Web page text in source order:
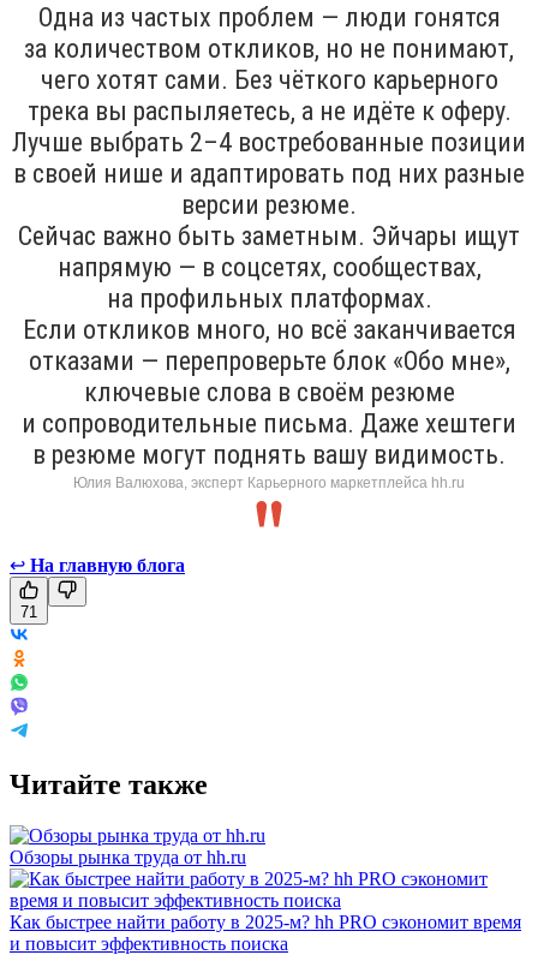
Одна из частых проблем — люди гонятся
за количеством откликов, но не понимают,
чего хотят сами. Без чёткого карьерного
трека вы распыляетесь, а не идёте к оферу.
Лучше выбрать 2–4 востребованные позиции
в своей нише и адаптировать под них разные
версии резюме.
Сейчас важно быть заметным. Эйчары ищут
напрямую — в соцсетях, сообществах,
на профильных платформах.
Если откликов много, но всё заканчивается
отказами — перепроверьте блок «Обо мне»,
ключевые слова в своём резюме
и сопроводительные письма. Даже хештеги
в резюме могут поднять вашу видимость.
Юлия Валюхова, эксперт Карьерного маркетплейса hh.ru
↩ На главную блога
71
Читайте также
Обзоры рынка труда от hh.ru
Как быстрее найти работу в 2025-м? hh PRO сэкономит время
и повысит эффективность поиска